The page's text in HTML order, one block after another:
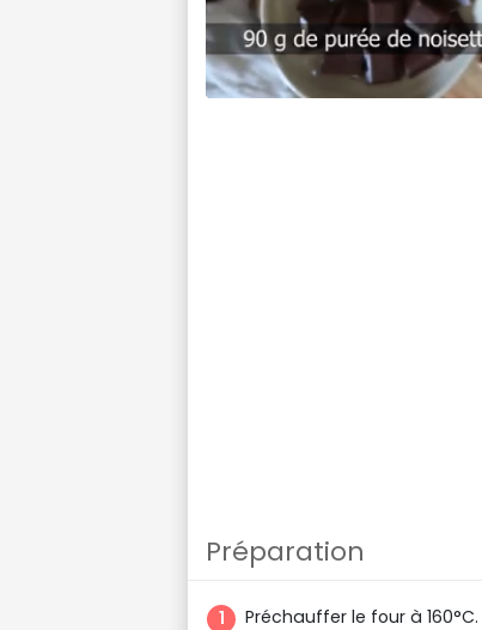
Préparation
Préchauffer le four à 160°C.